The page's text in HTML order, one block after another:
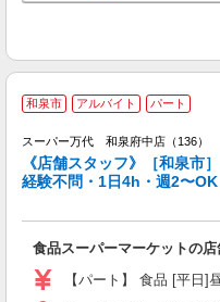
和泉市 アルバイト パート
スーパー万代 和泉府中店（136）
《店舗スタッフ》［和泉市
経験不問・1日4h・週2〜OK
食品スーパーマーケットの店
【パート】 食品 [平日]